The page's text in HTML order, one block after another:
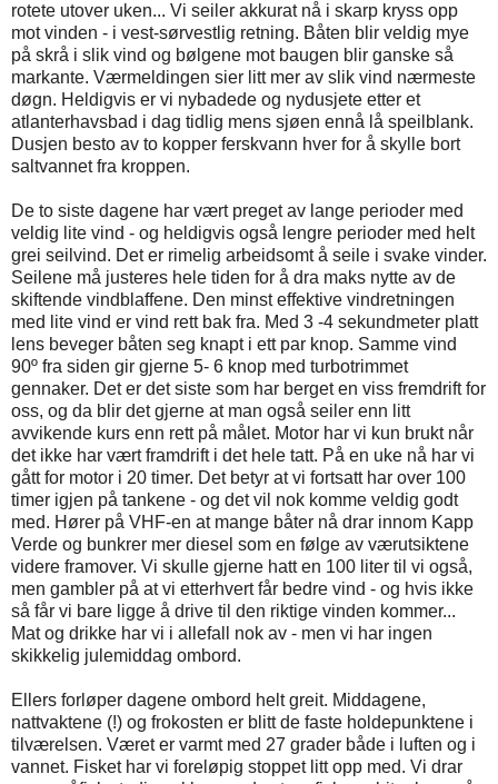
rotete utover uken... Vi seiler akkurat nå i skarp kryss opp
mot vinden - i vest-sørvestlig retning. Båten blir veldig mye
på skrå i slik vind og bølgene mot baugen blir ganske så
markante. Værmeldingen sier litt mer av slik vind nærmeste
døgn. Heldigvis er vi nybadede og nydusjete etter et
atlanterhavsbad i dag tidlig mens sjøen ennå lå speilblank.
Dusjen besto av to kopper ferskvann hver for å skylle bort
saltvannet fra kroppen.
De to siste dagene har vært preget av lange perioder med
veldig lite vind - og heldigvis også lengre perioder med helt
grei seilvind. Det er rimelig arbeidsomt å seile i svake vinder.
Seilene må justeres hele tiden for å dra maks nytte av de
skiftende vindblaffene. Den minst effektive vindretningen
med lite vind er vind rett bak fra. Med 3 -4 sekundmeter platt
lens beveger båten seg knapt i ett par knop. Samme vind
90º fra siden gir gjerne 5- 6 knop med turbotrimmet
gennaker. Det er det siste som har berget en viss fremdrift for
oss, og da blir det gjerne at man også seiler enn litt
avvikende kurs enn rett på målet. Motor har vi kun brukt når
det ikke har vært framdrift i det hele tatt. På en uke nå har vi
gått for motor i 20 timer. Det betyr at vi fortsatt har over 100
timer igjen på tankene - og det vil nok komme veldig godt
med. Hører på VHF-en at mange båter nå drar innom Kapp
Verde og bunkrer mer diesel som en følge av værutsiktene
videre framover. Vi skulle gjerne hatt en 100 liter til vi også,
men gambler på at vi etterhvert får bedre vind - og hvis ikke
så får vi bare ligge å drive til den riktige vinden kommer...
Mat og drikke har vi i allefall nok av - men vi har ingen
skikkelig julemiddag ombord.
Ellers forløper dagene ombord helt greit. Middagene,
nattvaktene (!) og frokosten er blitt de faste holdepunktene i
tilværelsen. Været er varmt med 27 grader både i luften og i
vannet. Fisket har vi foreløpig stoppet litt opp med. Vi drar